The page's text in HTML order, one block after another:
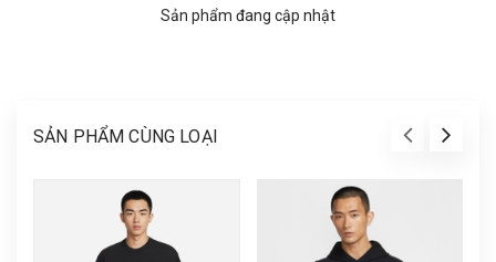
Sản phẩm đang cập nhật
SẢN PHẨM CÙNG LOẠI